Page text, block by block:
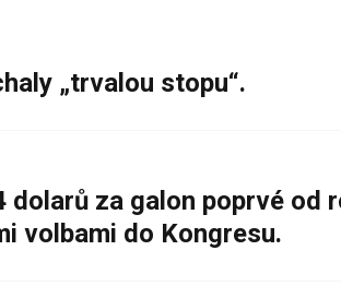
„trvalou stopu“.
dolarů za galon poprvé
volbami do Kongresu.